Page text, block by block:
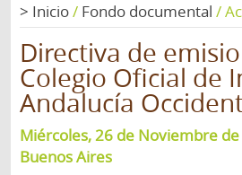
> Inicio/ Fondo documental /
Directiva de
Colegio Oficial de
Andalucía
Miércoles, 26 de Noviembre
Buenos Aires